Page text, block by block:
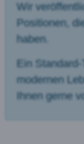
Wir
Positionen,
haben.
Ein
modernen
Ihnen gerne